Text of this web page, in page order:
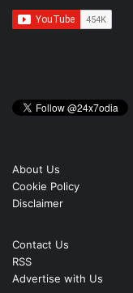
About Us
Cookie Policy
Disclaimer
Contact Us
RSS
Advertise with Us